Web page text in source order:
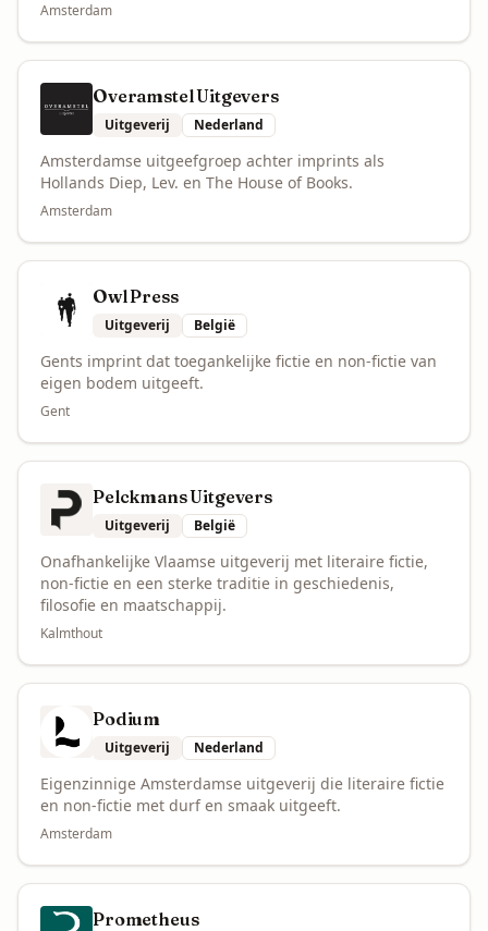
Amsterdam
Overamstel Uitgevers
Uitgeverij Nederland
Amsterdamse uitgeefgroep achter imprints als
Hollands Diep, Lev. en The House of Books.
Amsterdam
Owl Press
Uitgeverij België
Gents imprint dat toegankelijke fictie en non-fictie van
eigen bodem uitgeeft.
Gent
Pelckmans Uitgevers
Uitgeverij België
Onafhankelijke Vlaamse uitgeverij met literaire fictie,
non-fictie en een sterke traditie in geschiedenis,
filosofie en maatschappij.
Kalmthout
Podium
Uitgeverij Nederland
Eigenzinnige Amsterdamse uitgeverij die literaire fictie
en non-fictie met durf en smaak uitgeeft.
Amsterdam
Prometheus